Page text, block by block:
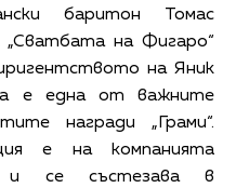
баритон Томас
на Фигаро“
на Яник
е една от важните
награди „Грами“.
е на компанията
и се състезава в